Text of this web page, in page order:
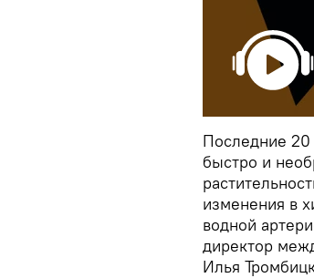
Последние
быстро и
изменения в
водной
директор
Илья